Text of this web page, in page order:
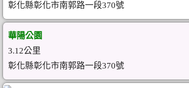
彰化縣彰化市南郭路一段370號
華陽公園
3.12公里
彰化縣彰化市南郭路一段370號